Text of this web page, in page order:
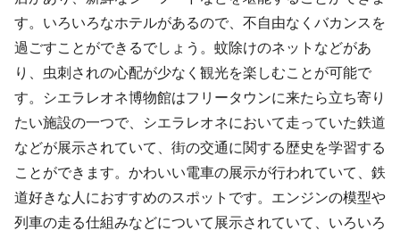
す。いろいろなホテルがあるので、不自由なくバカンスを
過ごすことができるでしょう。蚊除けのネットなどがあ
り、虫刺されの心配が少なく観光を楽しむことが可能で
す。シエラレオネ博物館はフリータウンに来たら立ち寄り
たい施設の一つで、シエラレオネにおいて走っていた鉄道
などが展示されていて、街の交通に関する歴史を学習する
ことができます。かわいい電車の展示が行われていて、鉄
道好きな人におすすめのスポットです。エンジンの模型や
列車の走る仕組みなどについて展示されていて、いろいろ